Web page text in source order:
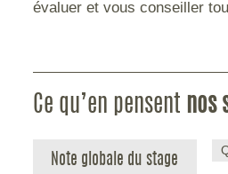
évaluer et vous conseiller
Ce qu’en pensent nos
Note globale du stage